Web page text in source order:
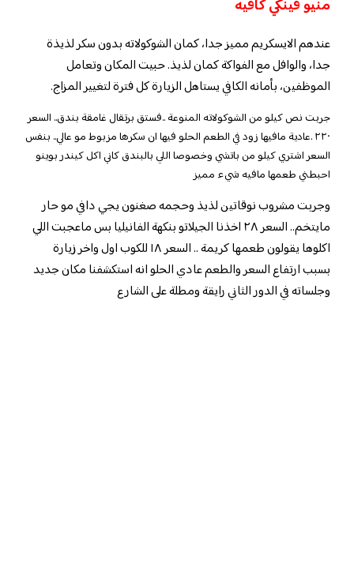
منيو فينكي كافيه
عندهم الايسكريم مميز جدا، كمان الشوكولاته بدون سكر لذيذة
جدا، والوافل مع الفواكة كمان لذيذ. حبيت المكان وتعامل
الموظفين، بأمانه الكافي يستاهل الزيارة كل فترة لتغيير المزاج.
جربت نص كيلو من الشوكولاته المنوعة ..فستق برتقال غامقة بندق.. السعر
٢٢٠ .عادية مافيها زود في الطعم الحلو فيها ان سكرها مزبوط مو عالي.. بنفس
السعر اشتري كيلو من باتشي وخصوصا اللي بالبندق كاني اكل كيندر بوينو
احبطني طعمها مافيه شيء مميز
وجربت مشروب نوقاتين لذيذ وحجمه صغنون يجي دافي مو حار
مايتخم.. السعر ٢٨ اخذنا الجيلاتو بنكهة الفانيليا بس ماعجبت اللي
اكلوها يقولون طعمها كريمة .. السعر ١٨ للكوب اول واخر زيارة
بسبب ارتفاع السعر والطعم عادي الحلو انه استكشفنا مكان جديد
وجلساته في الدور الثاني رايقة ومطلة على الشارع